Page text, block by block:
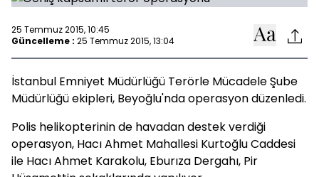
25 Temmuz 2015, 10:45
Güncelleme : 25 Temmuz 2015, 13:04
İstanbul Emniyet Müdürlüğü Terörle Mücadele Şube
Müdürlüğü ekipleri, Beyoğlu'ndaoperasyondüzenledi.
Polis helikopterinin de havadan destek verdiği
operasyon, Hacı Ahmet Mahallesi Kurtoğlu Caddesi
ile Hacı Ahmet Karakolu, Eburıza Dergahı, Pir